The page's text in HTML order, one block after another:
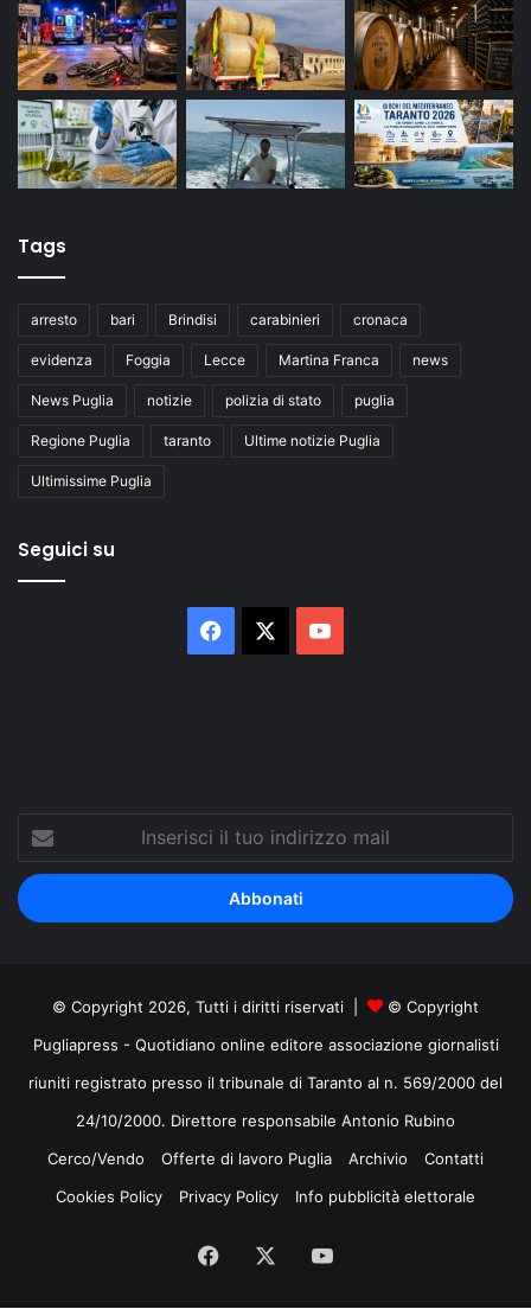
Tags
arresto bari Brindisi carabinieri cronaca
evidenza Foggia Lecce Martina Franca news
News Puglia notizie polizia di stato puglia
Regione Puglia taranto Ultime notizie Puglia
Ultimissime Puglia
Seguici su
Facebook
Inserisci
tuo
indirizzo
mail
© Copyright 2026, Tutti i diritti riservati |
© Copyright
Pugliapress - Quotidiano online editore associazione giornalisti
riuniti registrato presso il tribunale di Taranto al n. 569/2000 del
24/10/2000. Direttore responsabile Antonio Rubino
Cerco/Vendo
Offerte di lavoro Puglia Archivio
Contatti
Cookies Policy
Privacy Policy Info pubblicità elettorale
Facebook